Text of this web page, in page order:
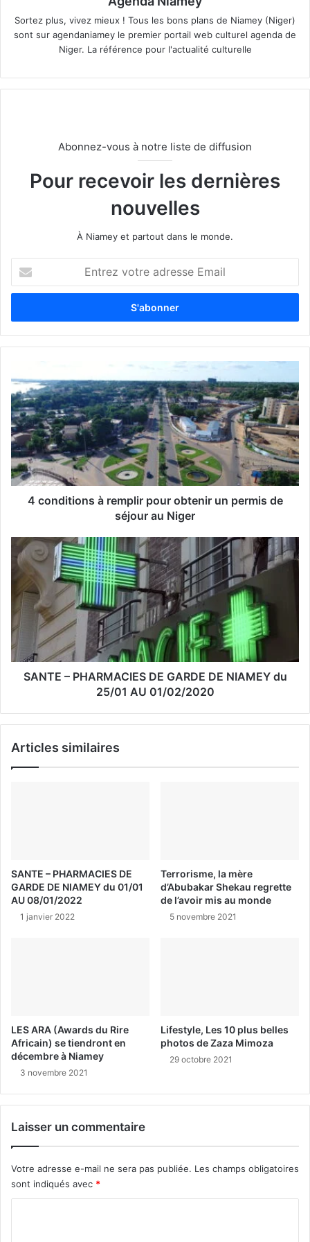
Sortez plus, vivez mieux ! Tous les bons plans de Niamey (Niger)
sont sur agendaniamey le premier portail web culturel agenda de
Niger. La référence pour l'actualité culturelle
Abonnez-vous à notre liste de diffusion
Pour recevoir les dernières
nouvelles
À Niamey et partout dans le monde.
t
e
z
t
r
e
a
d
r
e
m
4 conditions à remplir pour obtenir un permis de
séjour au Niger
SANTE – PHARMACIES DE GARDE DE NIAMEY du
25/01 AU 01/02/2020
Articles similaires
SANTE – PHARMACIES DE
GARDE DE NIAMEY du 01/01
AU 08/01/2022
1 janvier 2022
Terrorisme, la mère
d’Abubakar Shekau regrette
de l’avoir mis au monde
5 novembre 2021
LES ARA (Awards du Rire
Africain) se tiendront en
décembre à Niamey
3 novembre 2021
Lifestyle, Les 10 plus belles
photos de Zaza Mimoza
29 octobre 2021
Laisser un commentaire
Votre adresse e-mail ne sera pas publiée. Les champs obligatoires
sont indiqués avec *